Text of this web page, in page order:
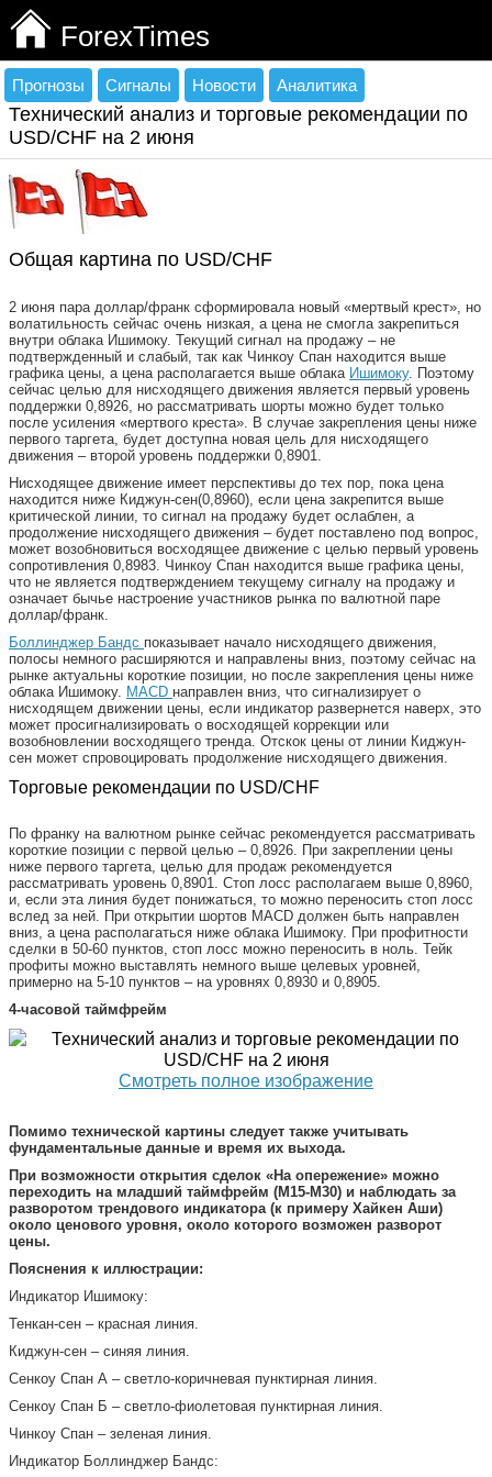
ForexTimes
Прогнозы Сигналы Новости Аналитика
Технический анализ и торговые рекомендации по
USD/CHF на 2 июня
Общая картина по USD/CHF
2 июня пара доллар/франк сформировала новый «мертвый крест», но
волатильность сейчас очень низкая, а цена не смогла закрепиться
внутри облака Ишимоку. Текущий сигнал на продажу – не
подтвержденный и слабый, так как Чинкоу Спан находится выше
графика цены, а цена располагается выше облака Ишимоку. Поэтому
сейчас целью для нисходящего движения является первый уровень
поддержки 0,8926, но рассматривать шорты можно будет только
после усиления «мертвого креста». В случае закрепления цены ниже
первого таргета, будет доступна новая цель для нисходящего
движения – второй уровень поддержки 0,8901.
Нисходящее движение имеет перспективы до тех пор, пока цена
находится ниже Киджун-сен(0,8960), если цена закрепится выше
критической линии, то сигнал на продажу будет ослаблен, а
продолжение нисходящего движения – будет поставлено под вопрос,
может возобновиться восходящее движение с целью первый уровень
сопротивления 0,8983. Чинкоу Спан находится выше графика цены,
что не является подтверждением текущему сигналу на продажу и
означает бычье настроение участников рынка по валютной паре
доллар/франк.
Боллинджер Бандс показывает начало нисходящего движения,
полосы немного расширяются и направлены вниз, поэтому сейчас на
рынке актуальны короткие позиции, но после закрепления цены ниже
облака Ишимоку. MACD направлен вниз, что сигнализирует о
нисходящем движении цены, если индикатор развернется наверх, это
может просигнализировать о восходящей коррекции или
возобновлении восходящего тренда. Отскок цены от линии Киджун-
сен может спровоцировать продолжение нисходящего движения.
Торговые рекомендации по USD/CHF
По франку на валютном рынке сейчас рекомендуется рассматривать
короткие позиции с первой целью – 0,8926. При закреплении цены
ниже первого таргета, целью для продаж рекомендуется
рассматривать уровень 0,8901. Стоп лосс располагаем выше 0,8960,
и, если эта линия будет понижаться, то можно переносить стоп лосс
вслед за ней. При открытии шортов MACD должен быть направлен
вниз, а цена располагаться ниже облака Ишимоку. При профитности
сделки в 50-60 пунктов, стоп лосс можно переносить в ноль. Тейк
профиты можно выставлять немного выше целевых уровней,
примерно на 5-10 пунктов – на уровнях 0,8930 и 0,8905.
4-часовой таймфрейм
Смотреть полное изображение
Помимо технической картины следует также учитывать
фундаментальные данные и время их выхода.
При возможности открытия сделок «На опережение» можно
переходить на младший таймфрейм (M15-M30) и наблюдать за
разворотом трендового индикатора (к примеру Хайкен Аши)
около ценового уровня, около которого возможен разворот
цены.
Пояснения к иллюстрации:
Индикатор Ишимоку:
Тенкан-сен – красная линия.
Киджун-сен – синяя линия.
Сенкоу Спан А – светло-коричневая пунктирная линия.
Сенкоу Спан Б – светло-фиолетовая пунктирная линия.
Чинкоу Спан – зеленая линия.
Индикатор Боллинджер Бандс: